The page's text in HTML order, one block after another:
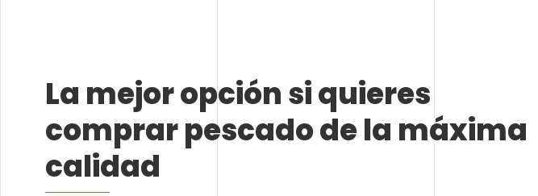
La mejor opción si quieres
comprar pescado de la máxima
calidad